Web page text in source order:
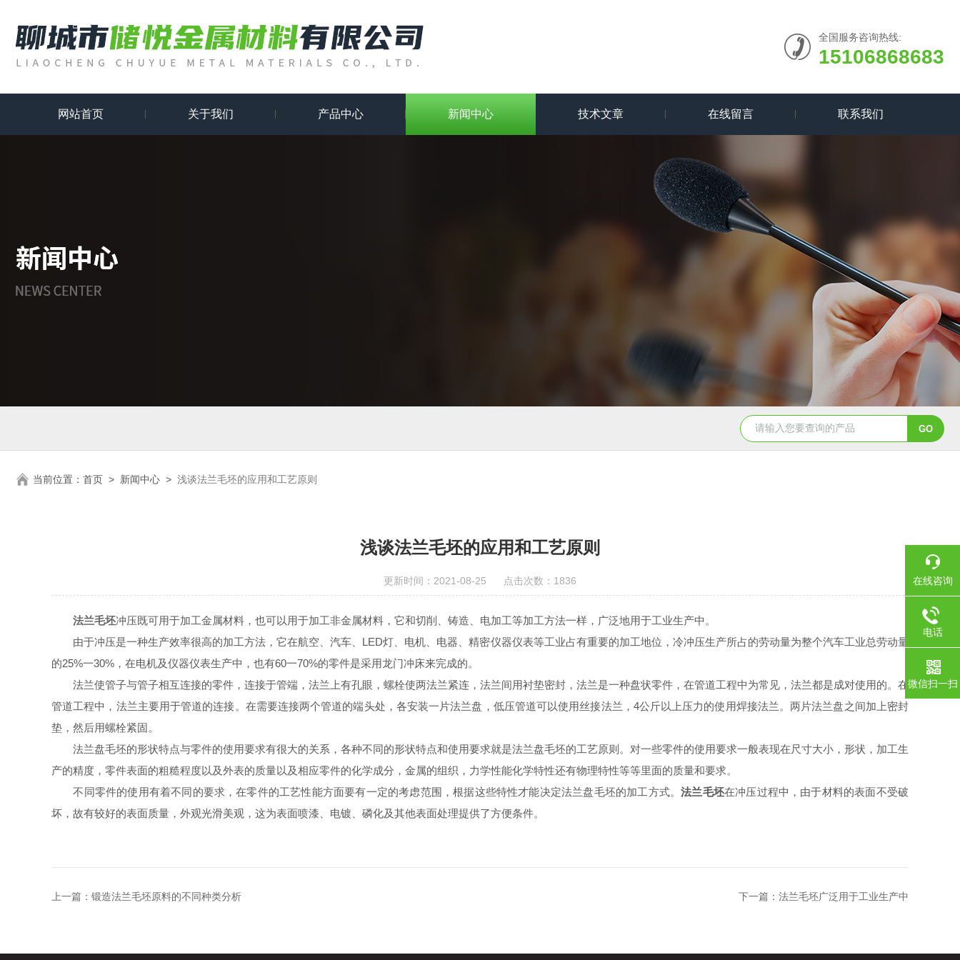
全国服务咨询热线:
15106868683
网站首页 关于我们 产品中心 新闻中心 技术文章 在线留言 联系我们
当前位置： 首页 > 新闻中心 > 浅谈法兰毛坯的应用和工艺原则
浅谈法兰毛坯的应用和工艺原则
更新时间：2021-08-25 点击次数：1836
法兰毛坯冲压既可用于加工金属材料，也可以用于加工非金属材料，它和切削、铸造、电加工等加工方法一样，广泛地用于工业生产中。
由于冲压是一种生产效率很高的加工方法，它在航空、汽车、LED灯、电机、电器、精密仪器仪表等工业占有重要的加工地位，冷冲压生产所占的劳动量为整个汽车工业总劳动量
的25%一30%，在电机及仪器仪表生产中，也有60一70%的零件是采用龙门冲床来完成的。
法兰使管子与管子相互连接的零件，连接于管端，法兰上有孔眼，螺栓使两法兰紧连，法兰间用衬垫密封，法兰是一种盘状零件，在管道工程中为常见，法兰都是成对使用的。在
管道工程中，法兰主要用于管道的连接。在需要连接两个管道的端头处，各安装一片法兰盘，低压管道可以使用丝接法兰，4公斤以上压力的使用焊接法兰。两片法兰盘之间加上密封
垫，然后用螺栓紧固。
法兰盘毛坯的形状特点与零件的使用要求有很大的关系，各种不同的形状特点和使用要求就是法兰盘毛坯的工艺原则。对一些零件的使用要求一般表现在尺寸大小，形状，加工生
产的精度，零件表面的粗糙程度以及外表的质量以及相应零件的化学成分，金属的组织，力学性能化学特性还有物理特性等等里面的质量和要求。
不同零件的使用有着不同的要求，在零件的工艺性能方面要有一定的考虑范围，根据这些特性才能决定法兰盘毛坯的加工方式。法兰毛坯在冲压过程中，由于材料的表面不受破
坏，故有较好的表面质量，外观光滑美观，这为表面喷漆、电镀、磷化及其他表面处理提供了方便条件。
上一篇： 锻造法兰毛坯原料的不同种类分析 下一篇： 法兰毛坯广泛用于工业生产中
在线咨询
电话
微信扫一扫